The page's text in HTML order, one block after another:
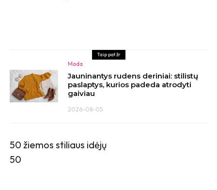
Taip pat žr
Mada
Jauninantys rudens deriniai: stilistų
paslaptys, kurios padeda atrodyti
gaiviau
2026-08-05
50 žiemos stiliaus idėjų
50